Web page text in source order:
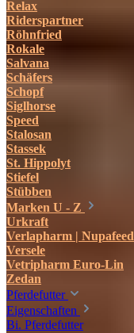
Relax
Riderspartner
Röhnfried
Rokale
Salvana
Schäfers
Schopf
Siglhorse
Speed
Stalosan
Stassek
St. Hippolyt
Stiefel
Stübben
Marken U - Z
Urkraft
Verlapharm | Nupafeed
Versele
Vetripharm Euro-Lin
Zedan
Pferdefutter
Eigenschaften
Bi. Pferdefutter